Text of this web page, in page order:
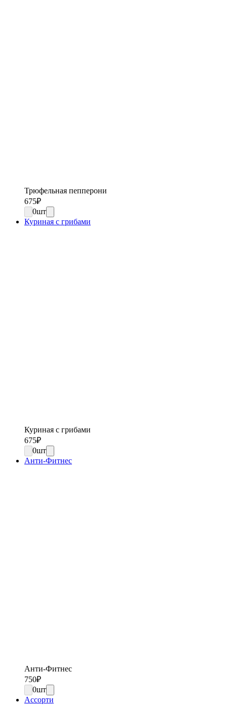
Трюфельная пепперони
675₽
0шт
Куриная с грибами
Куриная с грибами
675₽
0шт
Анти-Фитнес
Анти-Фитнес
750₽
0шт
Ассорти